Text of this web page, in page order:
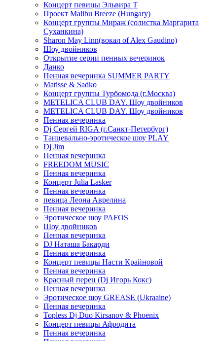
Концерт певицы Эльвира Т
Проект Malibu Breeze (Hungary)
Концерт группы Мираж (солистка Маргарита
Суханкина)
Sharon May Linn(вокал of Alex Gaudino)
Шоу двойников
Открытие серии пенных вечеринок
Данко
Пенная вечеринка SUMMER PARTY
Matisse & Sadko
Концерт группы Турбомода (г.Москва)
METELICA CLUB DAY. Шоу двойников
METELICA CLUB DAY. Шоу двойников
Пенная вечеринка
Dj Сергей RIGA (г.Санкт-Петербург)
Танцевально-эротическое шоу PLAY
Dj Jim
Пенная вечеринка
FREEDOM MUSIC
Пенная вечеринка
Концерт Julia Lasker
Пенная вечеринка
певица Леона Аврелина
Пенная вечеринка
Эротическое шоу PAFOS
Шоу двойников
Пенная вечеринка
DJ Наташа Бакарди
Пенная вечеринка
Концерт певицы Насти Крайновой
Пенная вечеринка
Красный перец (Dj Игорь Кокс)
Пенная вечеринка
Эротическое шоу GREASE (Ukraaine)
Пенная вечеринка
Topless Dj Duo Kirsanov & Phoenix
Концерт певицы Афродита
Пенная вечеринка